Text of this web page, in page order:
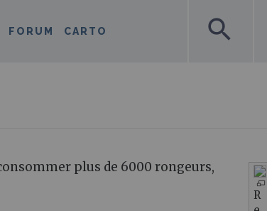
FORUM CARTO search
R
plus de 6000 rongeurs,